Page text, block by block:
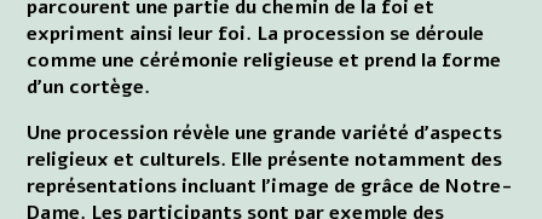
parcourent une partie du chemin de la foi et
expriment ainsi leur foi. La procession se déroule
comme une cérémonie religieuse et prend la forme
d'un cortège.
Une procession révèle une grande variété d'aspects
religieux et culturels. Elle présente notamment des
représentations incluant l'image de grâce de Notre-
Dame. Les participants sont par exemple des